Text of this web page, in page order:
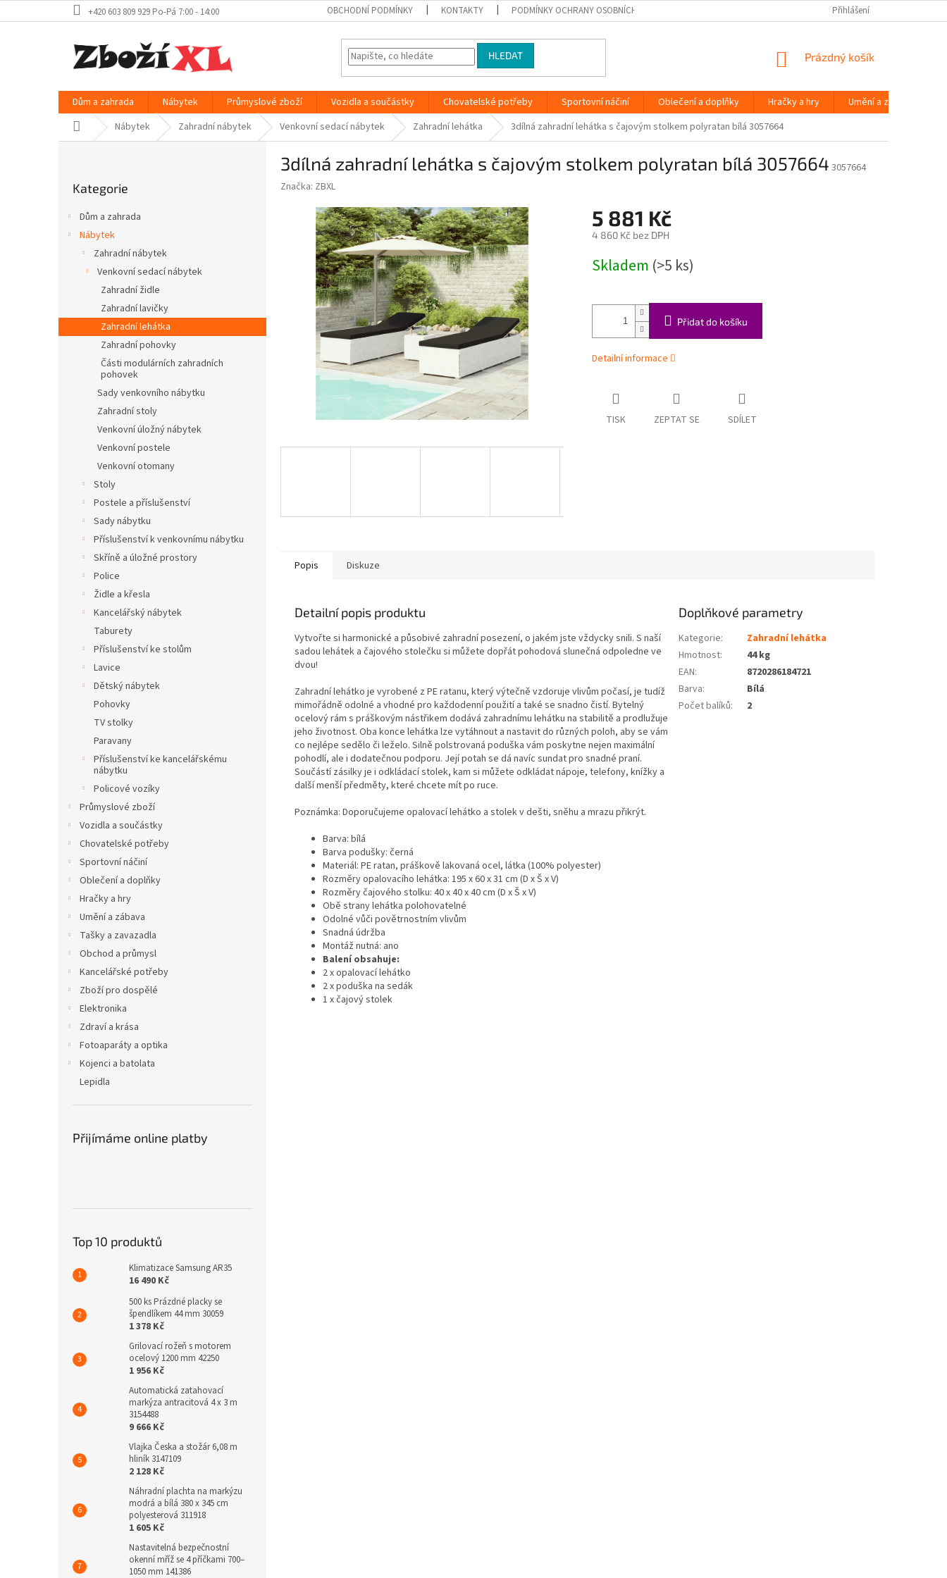
na
+420 603 809 929 Po-Pá 7:00 - 14:00 OBCHODNÍ PODMÍNKY KONTAKTY PODMÍNKY OCHRANY OSOBNÍCH ÚDAJŮ Přihlášení
HLEDAT
NÁKUPNÍ
Prázdný košík
Dům a zahrada Nábytek Průmyslové zboží Vozidla a součástky Chovatelské potřeby Sportovní náčiní Oblečení a doplňky Hračky a hry Umění a zábava
Domů Nábytek Zahradní nábytek Venkovní sedací nábytek Zahradní lehátka 3dílná zahradní lehátka s čajovým stolkem polyratan bílá 3057664
n
e
kategorie
Kategorie
Dům a zahrada
Nábytek
Zahradní nábytek
Venkovní sedací nábytek
Zahradní židle
Zahradní lavičky
Zahradní lehátka
Zahradní pohovky
Části modulárních zahradních
pohovek
Sady venkovního nábytku
Zahradní stoly
Venkovní úložný nábytek
Venkovní postele
Venkovní otomany
Stoly
Postele a příslušenství
Sady nábytku
Příslušenství k venkovnímu nábytku
Skříně a úložné prostory
Police
Židle a křesla
Kancelářský nábytek
Taburety
Příslušenství ke stolům
Lavice
Dětský nábytek
Pohovky
TV stolky
Paravany
Příslušenství ke kancelářskému
nábytku
Policové vozíky
Průmyslové zboží
Vozidla a součástky
Chovatelské potřeby
Sportovní náčiní
Oblečení a doplňky
Hračky a hry
Umění a zábava
Tašky a zavazadla
Obchod a průmysl
Kancelářské potřeby
Zboží pro dospělé
Elektronika
Zdraví a krása
Fotoaparáty a optika
Kojenci a batolata
Lepidla
Přijímáme online platby
Top 10 produktů
Klimatizace Samsung AR35
16 490 Kč
500 ks Prázdné placky se
špendlíkem 44 mm 30059
1 378 Kč
Grilovací rožeň s motorem
ocelový 1200 mm 42250
1 956 Kč
Automatická zatahovací
markýza antracitová 4 x 3 m
3154488
9 666 Kč
Vlajka Česka a stožár 6,08 m
hliník 3147109
2 128 Kč
Náhradní plachta na markýzu
modrá a bílá 380 x 345 cm
polyesterová 311918
1 605 Kč
Nastavitelná bezpečnostní
okenní mříž se 4 příčkami 700–
1050 mm 141386
3dílná zahradní lehátka s čajovým stolkem polyratan bílá 3057664 3057664
Značka: ZBXL
5 881 Kč
4 860 Kč bez DPH
cena:
Skladem (>5 ks)
Přidat do košíku
Detailní informace
TISK ZEPTAT SE SDÍLET
Popis Diskuze
Detailní popis produktu
Vytvořte si harmonické a působivé zahradní posezení, o jakém jste vždycky snili. S naší
sadou lehátek a čajového stolečku si můžete dopřát pohodová slunečná odpoledne ve
dvou!
Zahradní lehátko je vyrobené z PE ratanu, který výtečně vzdoruje vlivům počasí, je tudíž
mimořádně odolné a vhodné pro každodenní použití a také se snadno čistí. Bytelný
ocelový rám s práškovým nástřikem dodává zahradnímu lehátku na stabilitě a prodlužuje
jeho životnost. Oba konce lehátka lze vytáhnout a nastavit do různých poloh, aby se vám
co nejlépe sedělo či leželo. Silně polstrovaná poduška vám poskytne nejen maximální
pohodlí, ale i dodatečnou podporu. Její potah se dá navíc sundat pro snadné praní.
Součástí zásilky je i odkládací stolek, kam si můžete odkládat nápoje, telefony, knížky a
další menší předměty, které chcete mít po ruce.
Poznámka: Doporučujeme opalovací lehátko a stolek v dešti, sněhu a mrazu přikrýt.
Barva: bílá
Barva podušky: černá
Materiál: PE ratan, práškově lakovaná ocel, látka (100% polyester)
Rozměry opalovacího lehátka: 195 x 60 x 31 cm (D x Š x V)
Rozměry čajového stolku: 40 x 40 x 40 cm (D x Š x V)
Obě strany lehátka polohovatelné
Odolné vůči povětrnostním vlivům
Snadná údržba
Montáž nutná: ano
Balení obsahuje:
2 x opalovací lehátko
2 x poduška na sedák
1 x čajový stolek
Doplňkové parametry
Kategorie:
Zahradní lehátka
Hmotnost:
44 kg
EAN:
8720286184721
Barva:
Bílá
Počet balíků: 2